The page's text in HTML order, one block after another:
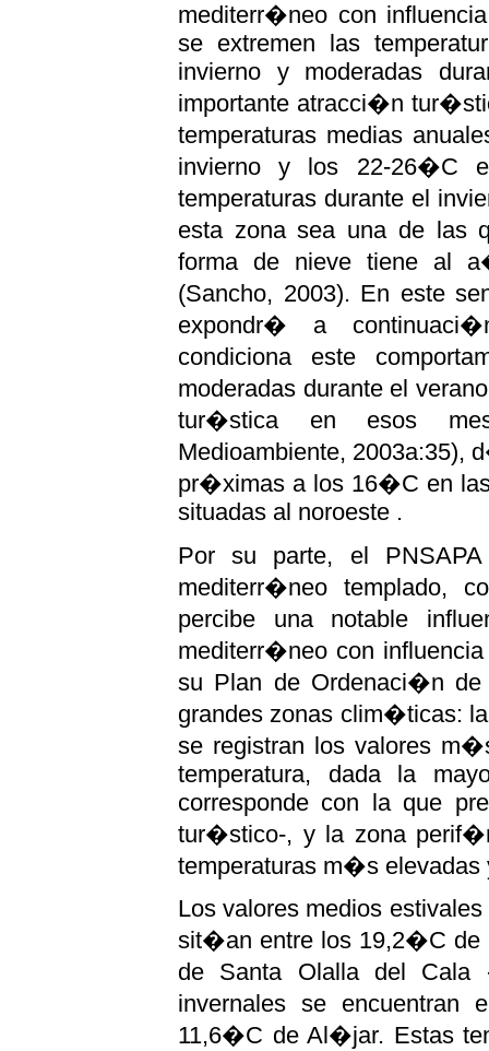
mediterr�neo con
se extremen las
invierno y moderadas
importante atracci�n
temperaturas medias
invierno y los 22-26�C
temperaturas durante el
esta zona sea una de
forma de nieve tiene al
(Sancho, 2003). En este
expondr� a
condiciona este
moderadas durante el
tur�stica en esos
Medioambiente, 2003a:35),
pr�ximas a los 16�C en
situadas al noroeste .
Por su parte, el
mediterr�neo templado,
percibe una notable
mediterr�neo con
su Plan de Ordenaci�n de
grandes zonas clim�ticas:
se registran los valores
temperatura, dada la
corresponde con la que
tur�stico-, y la zona
temperaturas m�s elevadas
Los valores medios
sit�an entre los 19,2�C de
de Santa Olalla del Cala
invernales se
11,6�C de Al�jar. Estas